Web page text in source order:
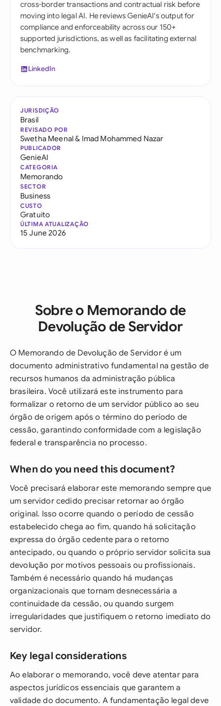
cross-border transactions and contractual risk before
moving into legal AI. He reviews GenieAI's output for
compliance and enforceability across our 150+
supported jurisdictions, as well as facilitating external
benchmarking.
LinkedIn
JURISDIÇÃO
Brasil
REVISADO POR
Swetha Meenal& Imad Mohammed Nazar
PUBLICADOR
GenieAI
CATEGORIA
Memorando
SECTOR
Business
CUSTO
Gratuito
ÚLTIMA ATUALIZAÇÃO
15 June 2026
Sobre o Memorando de
Devolução de Servidor
O Memorando de Devolução de Servidor é um
documento administrativo fundamental na gestão de
recursos humanos da administração pública
brasileira. Você utilizará este instrumento para
formalizar o retorno de um servidor público ao seu
órgão de origem após o término do período de
cessão, garantindo conformidade com a legislação
federal e transparência no processo.
When do you need this document?
Você precisará elaborar este memorando sempre que
um servidor cedido precisar retornar ao órgão
original. Isso ocorre quando o período de cessão
estabelecido chega ao fim, quando há solicitação
expressa do órgão cedente para o retorno
antecipado, ou quando o próprio servidor solicita sua
devolução por motivos pessoais ou profissionais.
Também é necessário quando há mudanças
organizacionais que tornam desnecessária a
continuidade da cessão, ou quando surgem
irregularidades que justifiquem o retorno imediato do
servidor.
Key legal considerations
Ao elaborar o memorando, você deve atentar para
aspectos jurídicos essenciais que garantem a
validade do documento. A fundamentação legal deve